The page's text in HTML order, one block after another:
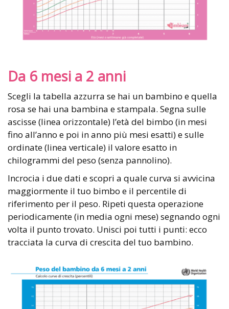
Da 6 mesi a 2 anni
Scegli la tabella azzurra se hai un bambino e quella
rosa se hai una bambina e stampala. Segna sulle
ascisse (linea orizzontale) l’età del bimbo (in mesi
fino all’anno e poi in anno più mesi esatti) e sulle
ordinate (linea verticale) il valore esatto in
chilogrammi del peso (senza pannolino).
Incrocia i due dati e scopri a quale curva si avvicina
maggiormente il tuo bimbo e il percentile di
riferimento per il peso. Ripeti questa operazione
periodicamente (in media ogni mese) segnando ogni
volta il punto trovato. Unisci poi tutti i punti: ecco
tracciata la curva di crescita del tuo bambino.